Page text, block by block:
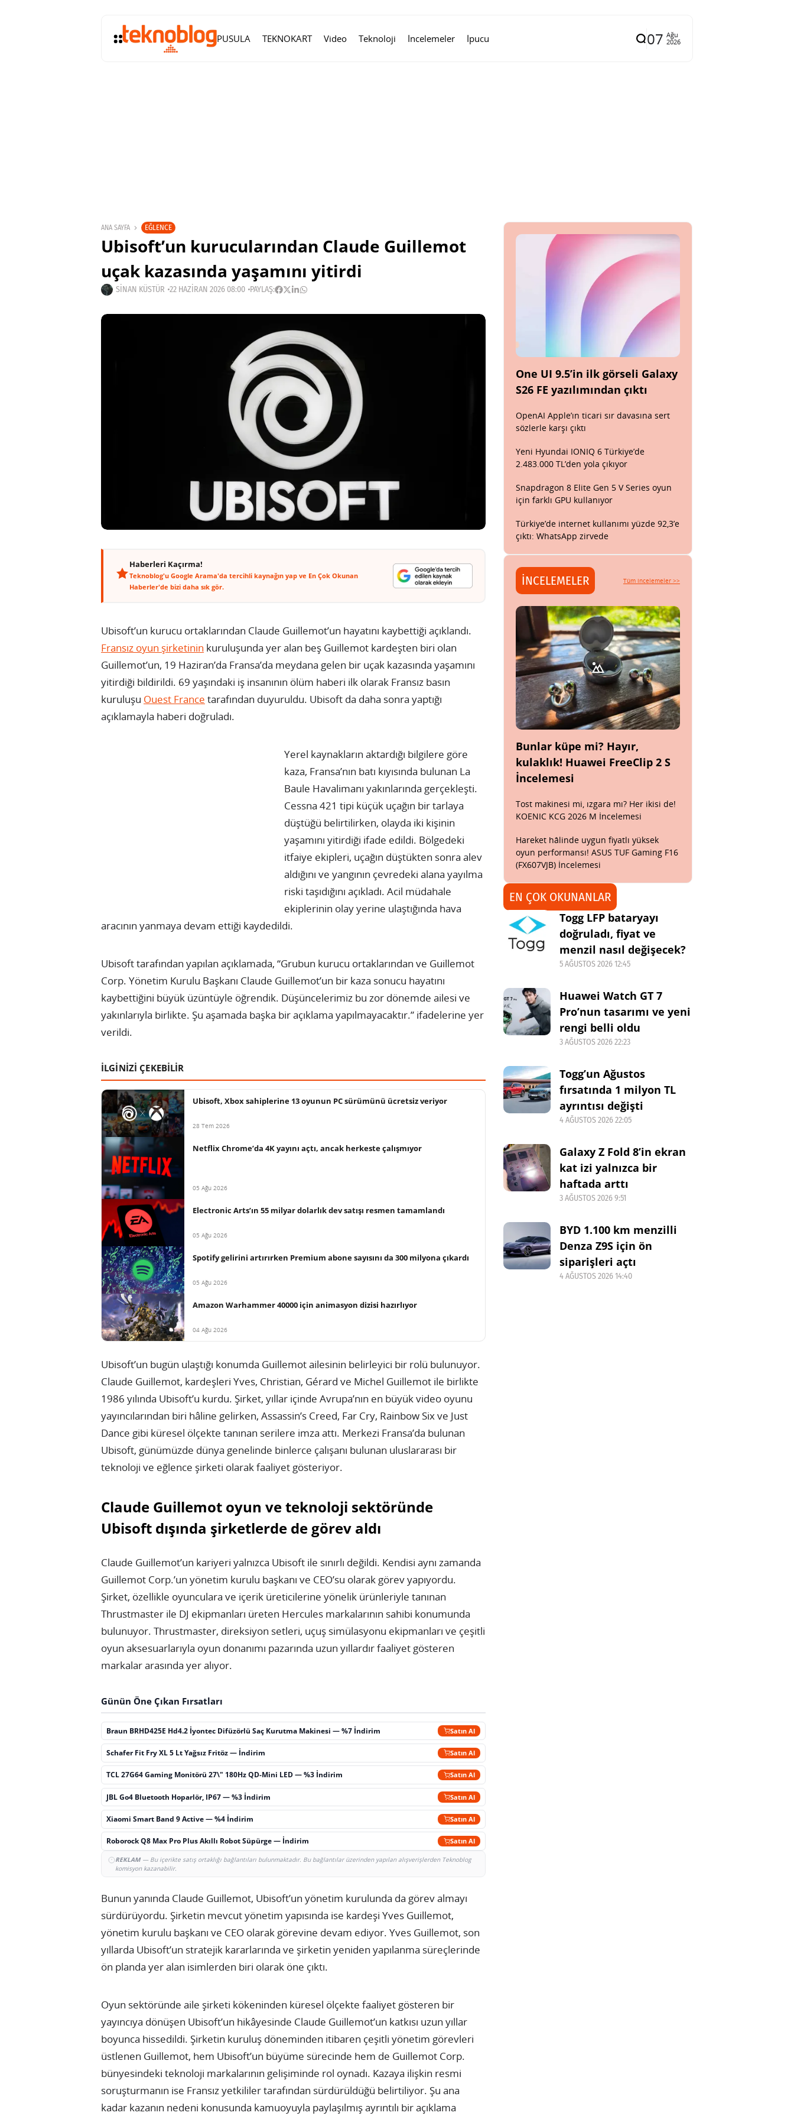
PUSULA TEKNOKART Video Teknoloji İncelemeler İpucu 07 Ağu
2026
ANA SAYFA EĞLENCE
Ubisoft’un kurucularından Claude Guillemot
uçak kazasında yaşamını yitirdi
SINAN KÜSTÜR 22 HAZIRAN 2026 08:00 PAYLAŞ:
Haberleri Kaçırma!
Teknoblog'u Google Arama'da tercihli kaynağın yap ve En Çok Okunan
Haberler'de bizi daha sık gör.
Ubisoft’un kurucu ortaklarından Claude Guillemot’un hayatını kaybettiği açıklandı.
Fransız oyun şirketinin kuruluşunda yer alan beş Guillemot kardeşten biri olan
Guillemot’un, 19 Haziran’da Fransa’da meydana gelen bir uçak kazasında yaşamını
yitirdiği bildirildi. 69 yaşındaki iş insanının ölüm haberi ilk olarak Fransız basın
kuruluşu Ouest France tarafından duyuruldu. Ubisoft da daha sonra yaptığı
açıklamayla haberi doğruladı.
Yerel kaynakların aktardığı bilgilere göre
kaza, Fransa’nın batı kıyısında bulunan La
Baule Havalimanı yakınlarında gerçekleşti.
Cessna 421 tipi küçük uçağın bir tarlaya
düştüğü belirtilirken, olayda iki kişinin
yaşamını yitirdiği ifade edildi. Bölgedeki
itfaiye ekipleri, uçağın düştükten sonra alev
aldığını ve yangının çevredeki alana yayılma
riski taşıdığını açıkladı. Acil müdahale
ekiplerinin olay yerine ulaştığında hava
aracının yanmaya devam ettiği kaydedildi.
Ubisoft tarafından yapılan açıklamada, “Grubun kurucu ortaklarından ve Guillemot
Corp. Yönetim Kurulu Başkanı Claude Guillemot’un bir kaza sonucu hayatını
kaybettiğini büyük üzüntüyle öğrendik. Düşüncelerimiz bu zor dönemde ailesi ve
yakınlarıyla birlikte. Şu aşamada başka bir açıklama yapılmayacaktır.” ifadelerine yer
verildi.
İLGİNİZİ ÇEKEBİLİR
Ubisoft, Xbox sahiplerine 13 oyunun PC sürümünü ücretsiz veriyor
28 Tem 2026
Netflix Chrome’da 4K yayını açtı, ancak herkeste çalışmıyor
05 Ağu 2026
Electronic Arts’ın 55 milyar dolarlık dev satışı resmen tamamlandı
05 Ağu 2026
Spotify gelirini artırırken Premium abone sayısını da 300 milyona çıkardı
05 Ağu 2026
Amazon Warhammer 40000 için animasyon dizisi hazırlıyor
04 Ağu 2026
Ubisoft’un bugün ulaştığı konumda Guillemot ailesinin belirleyici bir rolü bulunuyor.
Claude Guillemot, kardeşleri Yves, Christian, Gérard ve Michel Guillemot ile birlikte
1986 yılında Ubisoft’u kurdu. Şirket, yıllar içinde Avrupa’nın en büyük video oyunu
yayıncılarından biri hâline gelirken, Assassin’s Creed, Far Cry, Rainbow Six ve Just
Dance gibi küresel ölçekte tanınan serilere imza attı. Merkezi Fransa’da bulunan
Ubisoft, günümüzde dünya genelinde binlerce çalışanı bulunan uluslararası bir
teknoloji ve eğlence şirketi olarak faaliyet gösteriyor.
Claude Guillemot oyun ve teknoloji sektöründe
Ubisoft dışında şirketlerde de görev aldı
Claude Guillemot’un kariyeri yalnızca Ubisoft ile sınırlı değildi. Kendisi aynı zamanda
Guillemot Corp.’un yönetim kurulu başkanı ve CEO’su olarak görev yapıyordu.
Şirket, özellikle oyunculara ve içerik üreticilerine yönelik ürünleriyle tanınan
Thrustmaster ile DJ ekipmanları üreten Hercules markalarının sahibi konumunda
bulunuyor. Thrustmaster, direksiyon setleri, uçuş simülasyonu ekipmanları ve çeşitli
oyun aksesuarlarıyla oyun donanımı pazarında uzun yıllardır faaliyet gösteren
markalar arasında yer alıyor.
Günün Öne Çıkan Fırsatları
Braun BRHD425E Hd4.2 İyontec Difüzörlü Saç Kurutma Makinesi — %7 İndirim Satın Al
Schafer Fit Fry XL 5 Lt Yağsız Fritöz — İndirim Satın Al
TCL 27G64 Gaming Monitörü 27\" 180Hz QD-Mini LED — %3 İndirim Satın Al
JBL Go4 Bluetooth Hoparlör, IP67 — %3 İndirim Satın Al
Xiaomi Smart Band 9 Active — %4 İndirim Satın Al
Roborock Q8 Max Pro Plus Akıllı Robot Süpürge — İndirim Satın Al
REKLAM— Bu içerikte satış ortaklığı bağlantıları bulunmaktadır. Bu bağlantılar üzerinden yapılan alışverişlerden Teknoblog
komisyon kazanabilir.
Bunun yanında Claude Guillemot, Ubisoft’un yönetim kurulunda da görev almayı
sürdürüyordu. Şirketin mevcut yönetim yapısında ise kardeşi Yves Guillemot,
yönetim kurulu başkanı ve CEO olarak görevine devam ediyor. Yves Guillemot, son
yıllarda Ubisoft’un stratejik kararlarında ve şirketin yeniden yapılanma süreçlerinde
ön planda yer alan isimlerden biri olarak öne çıktı.
Oyun sektöründe aile şirketi kökeninden küresel ölçekte faaliyet gösteren bir
yayıncıya dönüşen Ubisoft’un hikâyesinde Claude Guillemot’un katkısı uzun yıllar
boyunca hissedildi. Şirketin kuruluş döneminden itibaren çeşitli yönetim görevleri
üstlenen Guillemot, hem Ubisoft’un büyüme sürecinde hem de Guillemot Corp.
bünyesindeki teknoloji markalarının gelişiminde rol oynadı. Kazaya ilişkin resmi
soruşturmanın ise Fransız yetkililer tarafından sürdürüldüğü belirtiliyor. Şu ana
kadar kazanın nedeni konusunda kamuoyuyla paylaşılmış ayrıntılı bir açıklama
One UI 9.5’in ilk görseli Galaxy
S26 FE yazılımından çıktı
OpenAI Apple’ın ticari sır davasına sert
sözlerle karşı çıktı
Yeni Hyundai IONIQ 6 Türkiye’de
2.483.000 TL’den yola çıkıyor
Snapdragon 8 Elite Gen 5 V Series oyun
için farklı GPU kullanıyor
Türkiye’de internet kullanımı yüzde 92,3’e
çıktı: WhatsApp zirvede
İNCELEMELER Tüm incelemeler >>
Bunlar küpe mi? Hayır,
kulaklık! Huawei FreeClip 2 S
İncelemesi
Tost makinesi mi, ızgara mı? Her ikisi de!
KOENIC KCG 2026 M İncelemesi
Hareket hâlinde uygun fiyatlı yüksek
oyun performansı! ASUS TUF Gaming F16
(FX607VJB) İncelemesi
EN ÇOK OKUNANLAR
Togg LFP bataryayı
doğruladı, fiyat ve
menzil nasıl değişecek?
5 AĞUSTOS 2026 12:45
Huawei Watch GT 7
Pro’nun tasarımı ve yeni
rengi belli oldu
3 AĞUSTOS 2026 22:23
Togg’un Ağustos
fırsatında 1 milyon TL
ayrıntısı değişti
4 AĞUSTOS 2026 22:05
Galaxy Z Fold 8’in ekran
kat izi yalnızca bir
haftada arttı
3 AĞUSTOS 2026 9:51
BYD 1.100 km menzilli
Denza Z9S için ön
siparişleri açtı
4 AĞUSTOS 2026 14:40